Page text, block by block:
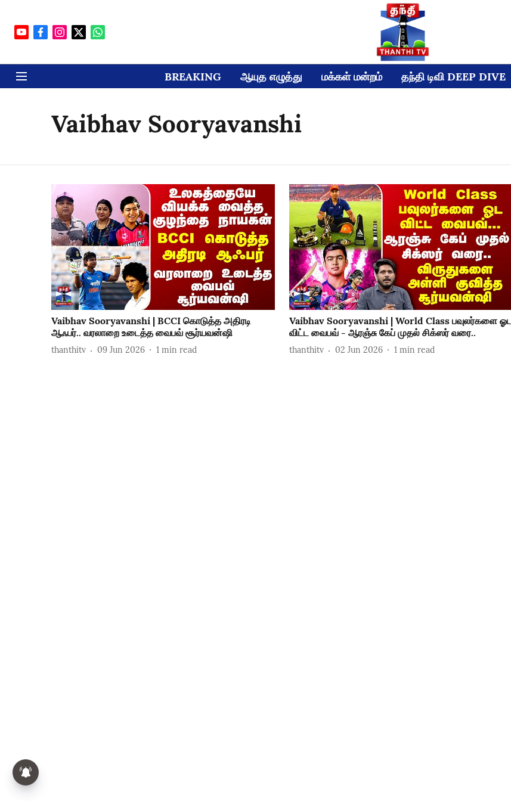
BREAKING ஆயுத எழுத்து மக்கள் மன்றம் தந்தி டிவி DEEP DIVE
Vaibhav Sooryavanshi
Vaibhav Sooryavanshi | BCCI கொடுத்த அதிரடி
ஆஃபர்.. வரலாறை உடைத்த வைபவ் சூர்யவன்ஷி
thanthitv 09 Jun 2026 1 min read
Vaibhav Sooryavanshi | World Class பவுலர்களை ஓட
விட்ட வைபவ் - ஆரஞ்சு கேப் முதல் சிக்ஸர் வரை..
thanthitv 02 Jun 2026 1 min read